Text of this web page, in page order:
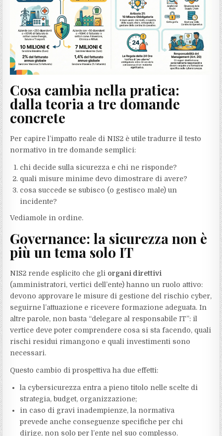
Cosa cambia nella pratica:
dalla teoria a tre domande
concrete
Per capire l’impatto reale di NIS2 è utile tradurre il testo
normativo in tre domande semplici:
chi decide sulla sicurezza e chi ne risponde?
quali misure minime devo dimostrare di avere?
cosa succede se subisco (o gestisco male) un
incidente?
Vediamole in ordine.
Governance: la sicurezza non è
più un tema solo IT
NIS2 rende esplicito che gli organi direttivi
(amministratori, vertici dell’ente) hanno un ruolo attivo:
devono approvare le misure di gestione del rischio cyber,
seguirne l’attuazione e ricevere formazione adeguata. In
altre parole, non basta “delegare al responsabile IT”: il
vertice deve poter comprendere cosa si sta facendo, quali
rischi residui rimangono e quali investimenti sono
necessari.
Questo cambio di prospettiva ha due effetti:
la cybersicurezza entra a pieno titolo nelle scelte di
strategia, budget, organizzazione;
in caso di gravi inadempienze, la normativa
prevede anche conseguenze specifiche per chi
dirige, non solo per l’ente nel suo complesso.